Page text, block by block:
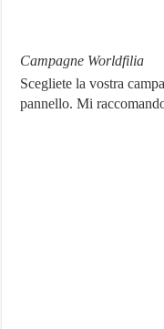
Campagne Worldfilia
Scegliete la vostra
pannello. Mi